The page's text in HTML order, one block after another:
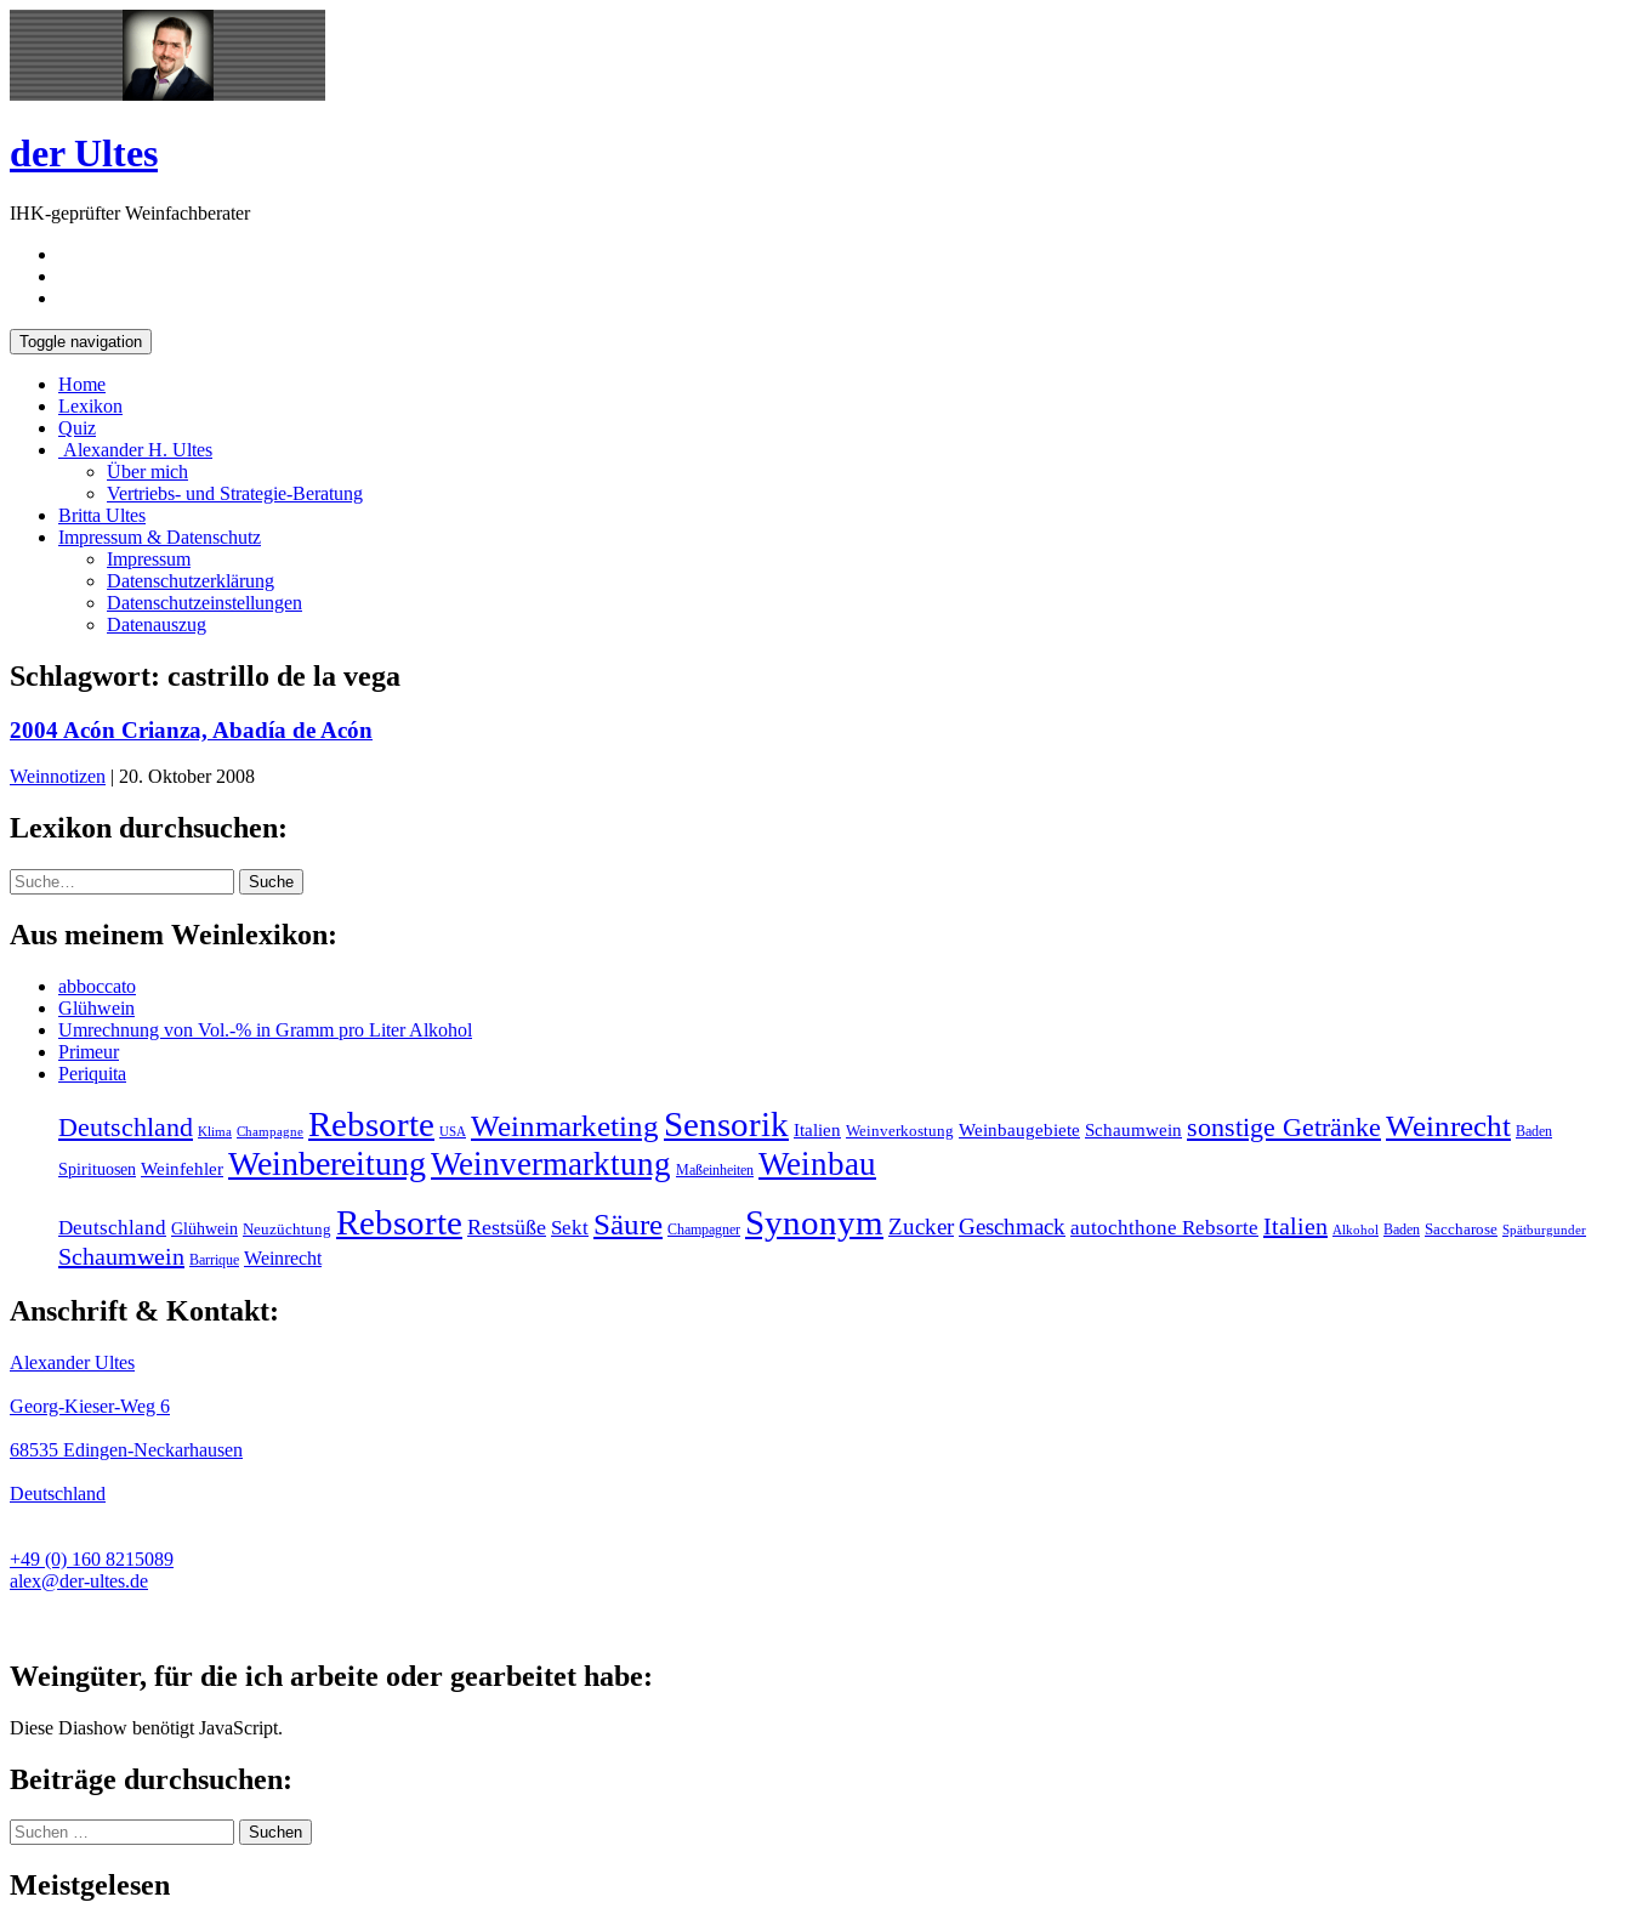
Skip
to
content
Open
Sidebar
der Ultes
IHK-geprüfter Weinfachberater
Toggle navigation
Home
Lexikon
Quiz
Alexander H. Ultes
Über mich
Vertriebs- und Strategie-Beratung
Britta Ultes
Impressum & Datenschutz
Impressum
Datenschutzerklärung
Datenschutzeinstellungen
Datenauszug
Schlagwort: castrillo de la vega
2004 Acón Crianza, Abadía de Acón
Weinnotizen | 20. Oktober 2008
Lexikon durchsuchen:
Suche Suche
Aus meinem Weinlexikon:
abboccato
Glühwein
Umrechnung von Vol.-% in Gramm pro Liter Alkohol
Primeur
Periquita
Deutschland Klima Champagne Rebsorte USA Weinmarketing Sensorik Italien Weinverkostung Weinbaugebiete Schaumwein sonstige Getränke Weinrecht Baden
Spirituosen Weinfehler WeinbereitungWeinvermarktung Maßeinheiten Weinbau
Deutschland Glühwein Neuzüchtung Rebsorte Restsüße Sekt Säure Champagner Synonym ZuckerGeschmack autochthone Rebsorte Italien Alkohol Baden Saccharose Spätburgunder
Schaumwein Barrique Weinrecht
Anschrift & Kontakt:
Alexander Ultes
Georg-Kieser-Weg 6
68535 Edingen-Neckarhausen
Deutschland
+49 (0) 160 8215089
alex@der-ultes.de
Weingüter, für die ich arbeite oder gearbeitet habe:
Diese Diashow benötigt JavaScript.
Beiträge durchsuchen:
Suchen
nach:
Meistgelesen